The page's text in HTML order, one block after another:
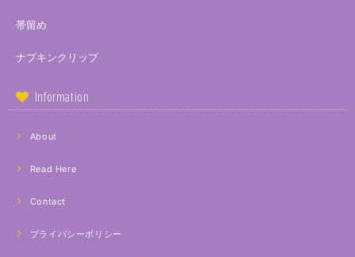
帯留め
ナプキンクリップ
Information
About
Read Here
Contact
プライバシーポリシー